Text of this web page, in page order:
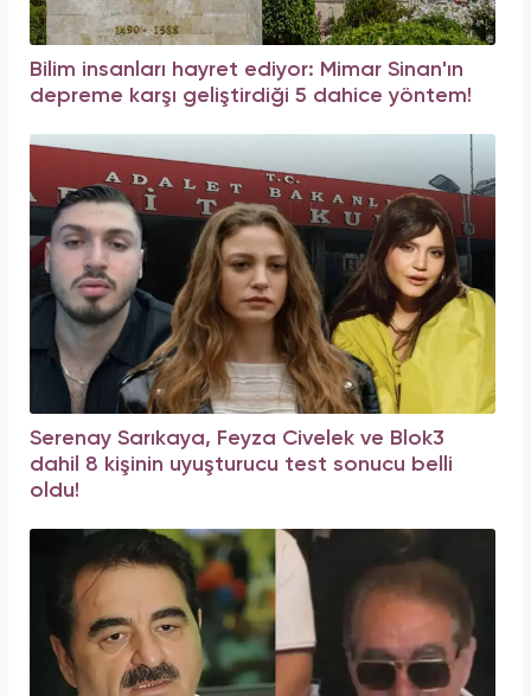
Bilim insanları hayret ediyor: Mimar Sinan'ın
depreme karşı geliştirdiği 5 dahice yöntem!
Serenay Sarıkaya, Feyza Civelek ve Blok3
dahil 8 kişinin uyuşturucu test sonucu belli
oldu!